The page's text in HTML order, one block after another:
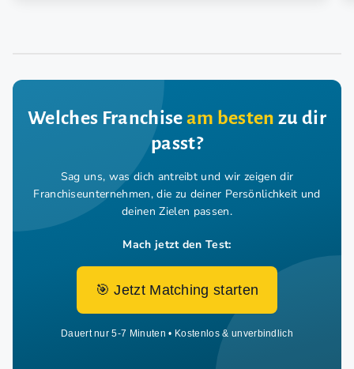
Welches Franchiseam besten zu dir
passt?
Sag uns, was dich antreibt und wir zeigen dir
Franchiseunternehmen, die zu deiner Persönlichkeit und
deinen Zielen passen.
Mach jetzt den Test:
🎯 Jetzt Matching starten
Dauert nur 5-7 Minuten • Kostenlos & unverbindlich